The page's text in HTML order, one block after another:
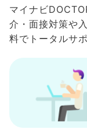
マイナビ
介・面接対策や
料でトータルサ